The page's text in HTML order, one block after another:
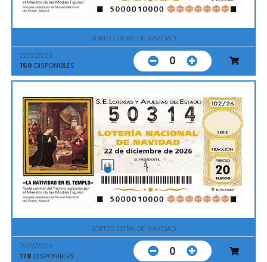
SORTEO EXTRA. DE NAVIDAD
22/12/2026
150 DISPONIBLES 0
SORTEO EXTRA. DE NAVIDAD
22/12/2026
178 DISPONIBLES 0